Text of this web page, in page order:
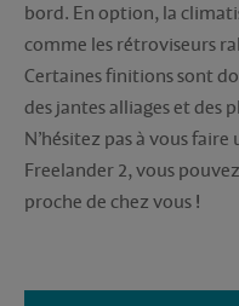
bord. En option, la
comme les rétroviseurs
Certaines finitions sont
des jantes alliages et des
N’hésitez pas à vous
Freelander 2, vous
proche de chez vous !